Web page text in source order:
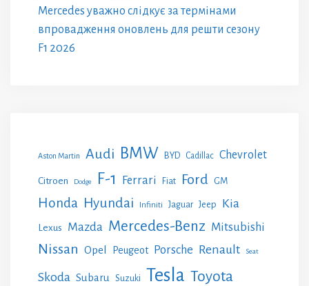
Mercedes уважно слідкує за термінами
впровадження оновлень для решти сезону
F1 2026
Aston Martin Audi BMW BYD Cadillac Chevrolet
Citroen Dodge F-1 Ferrari Fiat Ford GM
Honda Hyundai Infiniti Jaguar Jeep Kia
Lexus Mazda Mercedes-Benz Mitsubishi
Nissan Opel Peugeot Porsche Renault Seat
Skoda Subaru Suzuki Tesla Toyota